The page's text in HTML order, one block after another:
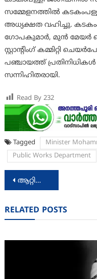
സമ്മേളനത്തിൽ
അധ്യക്ഷത വഹിച്ചു.
ഗോപകുമാർ, മുൻ മേയർ
സ്റ്റാന്റിംഗ് കമ്മിറ്റി
പഞ്ചായത്ത്‌
സന്നിഹിതരായി.
Read By 232
Tagged
Minister
Public Works Department
Post
ആറ്റിങ്ങൽ പോളിടെക്നിക്ക് കോളേജിൽ പുതിയ അക്കാദമിക് ബ്ലോക്കിന് തറക്കല്ലിട്ടു
RELATED POSTS